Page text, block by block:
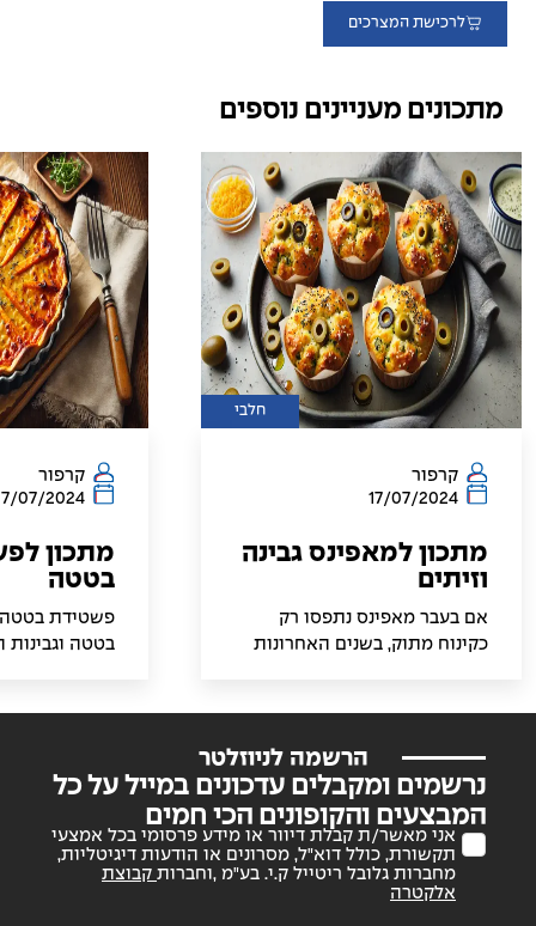
לרכישת המצרכים
מתכונים מעניינים נוספים
חלבי
קרפור
17/07/2024
מתכון למאפינס גבינה
וזיתים
אם בעבר מאפינס נתפסו רק
כקינוח מתוק, בשנים האחרונות
מאפינס הוא גבינה וזיתים, שילוב
קלאסי שעובד בפיצות, בורקסים
ומאכלים נוספים, ועובד נהדר גם
במאפינס.
קרפור
07/2024
מתכון
בטטה
פשטידת בטטה
בטטה
ארוחה, בין אם
הנהדר עוטפים
תוצרת בית,
הטעם ובעיקר
הרשמה לניוזלטר
נרשמים ומקבלים עדכונים במייל על כל
המבצעים והקופונים הכי חמים
אני מאשר/ת קבלת דיוור או מידע פרסומי בכל אמצעי
תקשורת, כולל דוא"ל, מסרונים או הודעות דיגיטליות,
מחברות גלובל ריטייל ק.י. בע"מ ,וחברות קבוצת
אלקטרה